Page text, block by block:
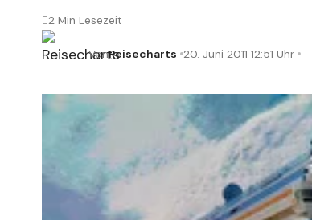
VonReisecharts 20. Juni 2011 12:51 Uhr
2 Min Lesezeit